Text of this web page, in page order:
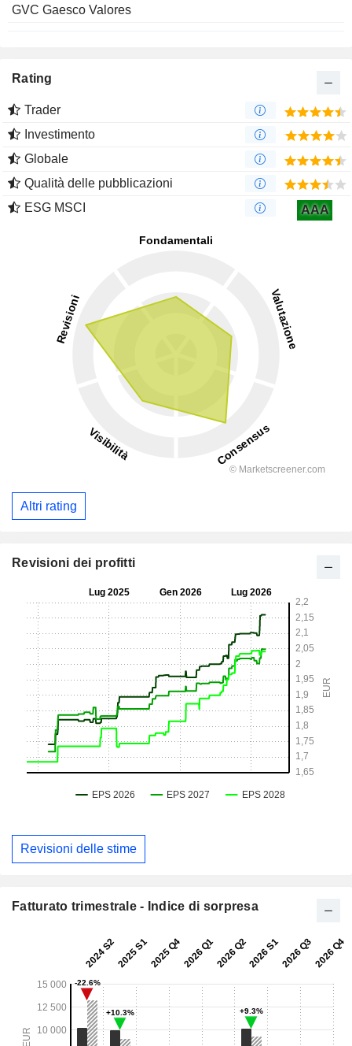
GVC Gaesco Valores
Rating
Trader
Investimento
Globale
Qualità delle pubblicazioni
ESG MSCI
AAA
Altri rating
Revisioni dei profitti
Revisioni delle stime
Fatturato trimestrale - Indice di sorpresa